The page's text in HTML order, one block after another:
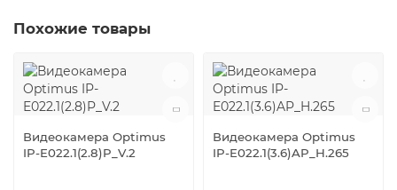
Похожие товары
Видеокамера Optimus
IP-E022.1(2.8)P_V.2
Видеокамера Optimus
IP-E022.1(3.6)AP_H.265